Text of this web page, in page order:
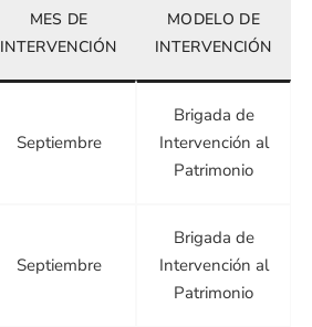
MES DE
INTERVENCIÓN
MODELO DE
INTERVENCIÓN
Septiembre
Brigada de
Intervención al
Patrimonio
Septiembre
Brigada de
Intervención al
Patrimonio